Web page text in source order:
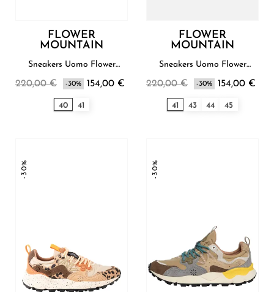
FLOWER
MOUNTAIN
Sneakers Uomo Flower
220,00 € -30% 154,00 €
40 41
FLOWER
MOUNTAIN
Sneakers Uomo Flower
220,00 € -30% 154,00 €
41 43 44 45
-30% -30%